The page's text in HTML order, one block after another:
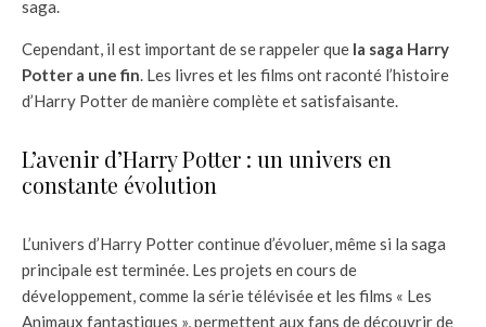
saga.
Cependant, il est important de se rappeler que la saga Harry
Potter a une fin. Les livres et les films ont raconté l’histoire
d’Harry Potter de manière complète et satisfaisante.
L’avenir d’Harry Potter : un univers en
constante évolution
L’univers d’Harry Potter continue d’évoluer, même si la saga
principale est terminée. Les projets en cours de
développement, comme la série télévisée et les films « Les
Animaux fantastiques », permettent aux fans de découvrir de